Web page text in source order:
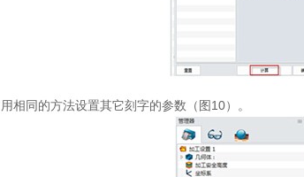
用相同的方法设置其它刻字的参数（图10）。